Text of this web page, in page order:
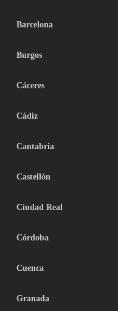
Barcelona
Burgos
Cáceres
Cádiz
Cantabria
Castellón
Ciudad Real
Córdoba
Cuenca
Granada